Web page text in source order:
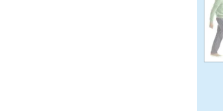
حکومت پهلوی